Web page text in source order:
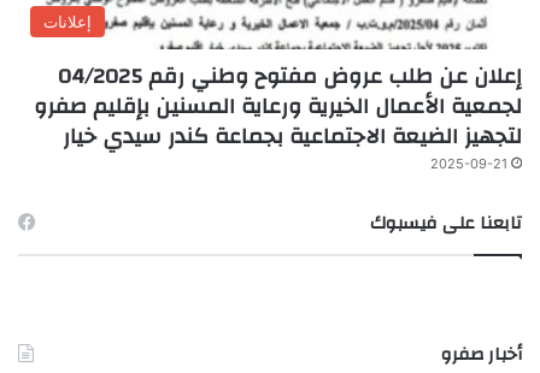
إعلانات
إعلان عن طلب عروض مفتوح وطني رقم 04/2025
لجمعية الأعمال الخيرية ورعاية المسنين بإقليم صفرو
لتجهيز الضيعة الاجتماعية بجماعة كندر سيدي خيار
2025-09-21
تابعنا على فيسبوك
أخبار صفرو